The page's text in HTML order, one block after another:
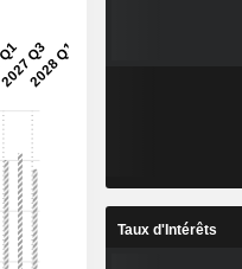
Taux d'Intérêts